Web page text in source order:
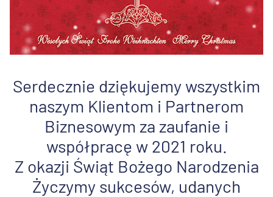
Serdecznie dziękujemy wszystkim
naszym Klientom i Partnerom
Biznesowym za zaufanie i
współpracę w 2021 roku.
Z okazji Świąt Bożego Narodzenia
Życzymy sukcesów, udanych